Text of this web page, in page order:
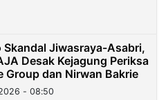
Skandal Jiwasraya-Asabri,
Desak Kejagung Periksa
Group dan Nirwan Bakrie
- 08:50